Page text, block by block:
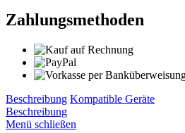
Zahlungsmethoden
Beschreibung Kompatible Geräte
Beschreibung
Menü schließen